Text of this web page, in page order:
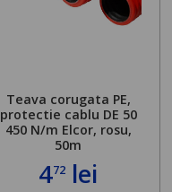
Teava corugata PE,
protectie cablu DE 50
450 N/m Elcor, rosu,
50m
472 lei